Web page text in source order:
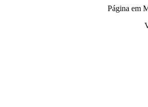
Página em